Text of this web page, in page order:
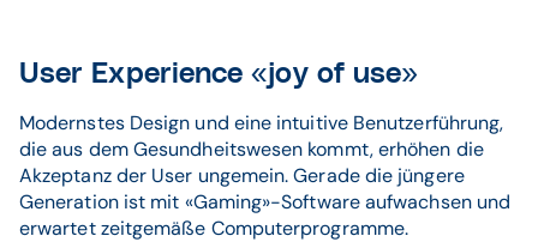
User Experience «joy of use»
Modernstes Design und eine intuitive Benutzerführung,
die aus dem Gesundheitswesen kommt, erhöhen die
Akzeptanz der User ungemein. Gerade die jüngere
Generation ist mit «Gaming»-Software aufwachsen und
erwartet zeitgemäße Computerprogramme.